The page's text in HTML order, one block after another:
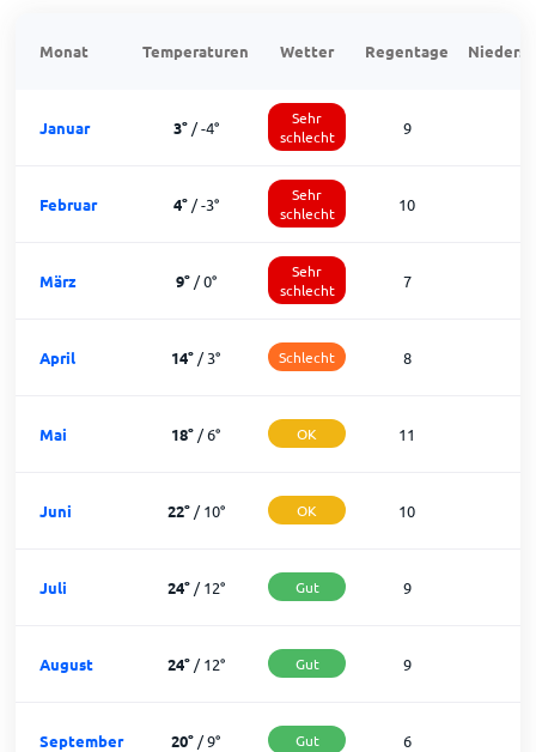
Monat Temperaturen Wetter Regentage
Januar 3°/-4°
Sehr
schlecht
9
Februar 4°/-3°
Sehr
schlecht
10
März 9°/0°
Sehr
schlecht
7
April 14° /3° Schlecht 8
Mai 18° /6° OK 11
Juni 22°/10° OK 10
Juli 24°/12° Gut 9
August 24°/12° Gut 9
September 20° /9° Gut 6